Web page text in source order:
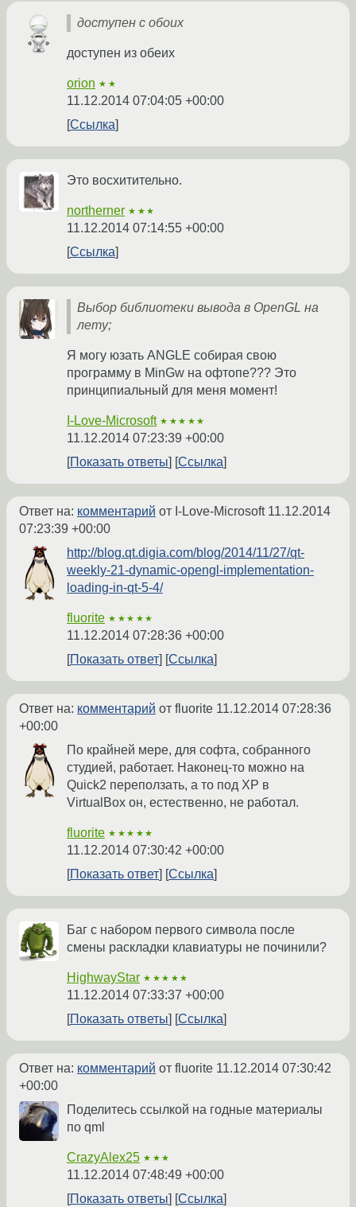
доступен с обоих
доступен из обеих
orion ★★
11.12.2014 07:04:05 +00:00
Ссылка
Это восхитительно.
northerner ★★★
11.12.2014 07:14:55 +00:00
Ссылка
Выбор библиотеки вывода в OpenGL на
лету;
Я могу юзать ANGLE собирая свою
программу в MinGw на офтопе??? Это
принципиальный для меня момент!
I-Love-Microsoft ★★★★★
11.12.2014 07:23:39 +00:00
Показать ответы
Ссылка
Ответ на: комментарий от I-Love-Microsoft 11.12.2014
07:23:39 +00:00
http://blog.qt.digia.com/blog/2014/11/27/qt-
weekly-21-dynamic-opengl-implementation-
loading-in-qt-5-4/
fluorite ★★★★★
11.12.2014 07:28:36 +00:00
Показать ответ
Ссылка
Ответ на: комментарий от fluorite 11.12.2014 07:28:36
+00:00
По крайней мере, для софта, собранного
студией, работает. Наконец-то можно на
Quick2 переползать, а то под XP в
VirtualBox он, естественно, не работал.
fluorite ★★★★★
11.12.2014 07:30:42 +00:00
Показать ответ
Ссылка
Баг с набором первого символа после
смены раскладки клавиатуры не починили?
HighwayStar ★★★★★
11.12.2014 07:33:37 +00:00
Показать ответы
Ссылка
Ответ на: комментарий от fluorite 11.12.2014 07:30:42
+00:00
Поделитесь ссылкой на годные материалы
по qml
CrazyAlex25 ★★★
11.12.2014 07:48:49 +00:00
Показать ответы
Ссылка